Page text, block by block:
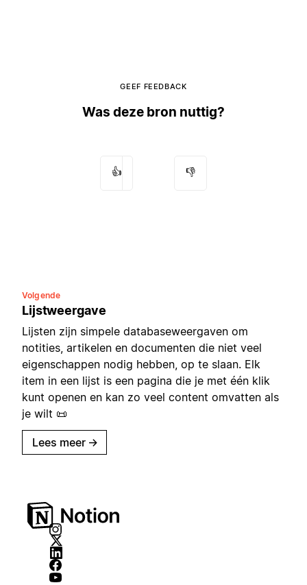
GEEF FEEDBACK
Was deze bron nuttig?
👍 👎
Volgende
Lijstweergave
Lijsten zijn simpele databaseweergaven om
notities, artikelen en documenten die niet veel
eigenschappen nodig hebben, op te slaan. Elk
item in een lijst is een pagina die je met één klik
kunt openen en kan zo veel content omvatten als
je wilt 📜
Lees meer →